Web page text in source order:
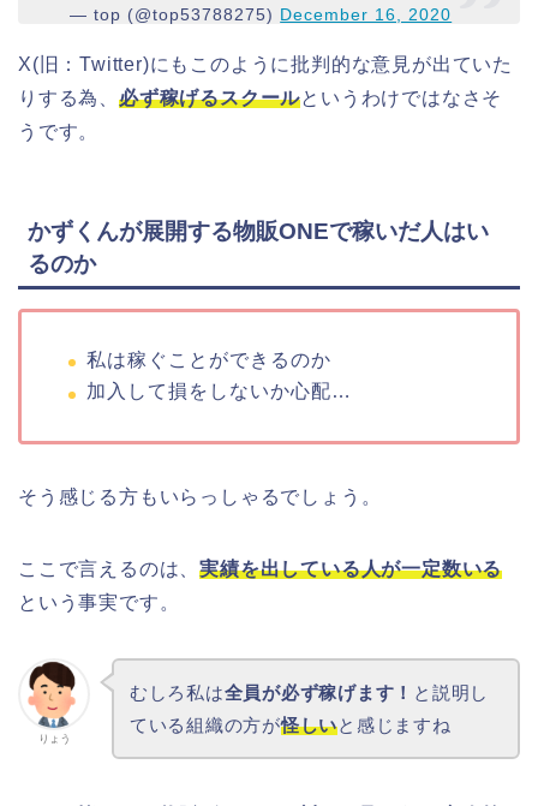
— top (@top53788275) December 16, 2020
X(旧：Twitter)にもこのように批判的な意見が出ていた
りする為、 必ず稼げるスクールというわけではなさそ
うです。
かずくんが展開する物販ONEで稼いだ人はい
るのか
私は稼ぐことができるのか
加入して損をしないか心配…
そう感じる方もいらっしゃるでしょう。
ここで言えるのは、実績を出している人が一定数いる
という事実です。
りょう
むしろ私は全員が必ず稼げます！ と説明し
ている組織の方が怪しいと感じますね